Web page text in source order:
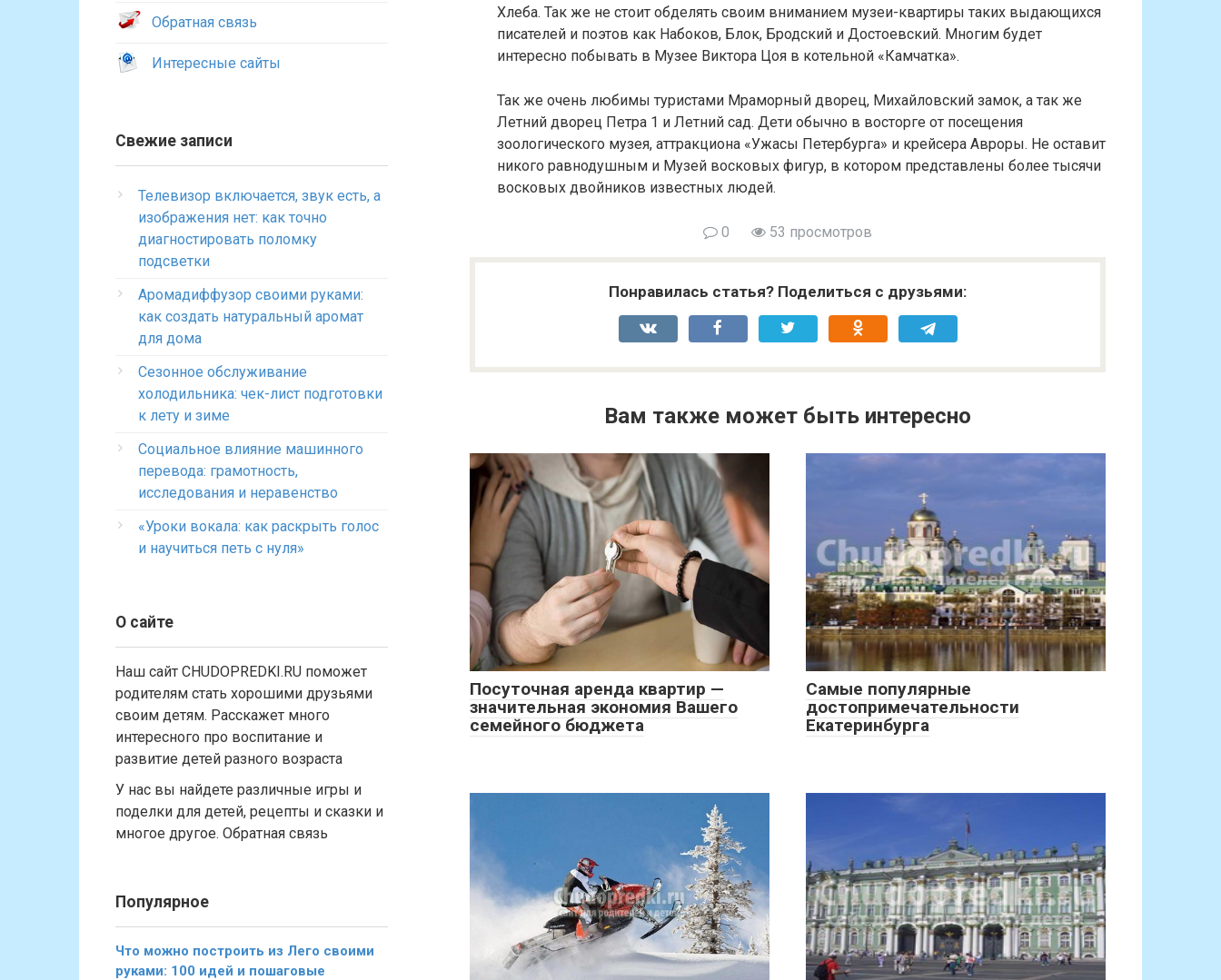
Хлеба. Так же не стоит обделять своим вниманием музеи-квартиры таких выдающихся
писателей и поэтов как Набоков, Блок, Бродский и Достоевский. Многим будет
интересно побывать в Музее Виктора Цоя в котельной «Камчатка».
Так же очень любимы туристами Мраморный дворец, Михайловский замок, а так же
Летний дворец Петра 1 и Летний сад. Дети обычно в восторге от посещения
зоологического музея, аттракциона «Ужасы Петербурга» и крейсера Авроры. Не оставит
никого равнодушным и Музей восковых фигур, в котором представлены более тысячи
восковых двойников известных людей.
0 53 просмотров
Понравилась статья? Поделиться с друзьями:
Вам также может быть интересно
Посуточная аренда квартир —
значительная экономия Вашего
семейного бюджета
Самые популярные
достопримечательности
Екатеринбурга
Обратная связь
Интересные сайты
Свежие записи
Телевизор включается, звук есть, а
изображения нет: как точно
диагностировать поломку
подсветки
Аромадиффузор своими руками:
как создать натуральный аромат
для дома
Сезонное обслуживание
холодильника: чек-лист подготовки
к лету и зиме
Социальное влияние машинного
перевода: грамотность,
исследования и неравенство
«Уроки вокала: как раскрыть голос
и научиться петь с нуля»
О сайте
Наш сайт CHUDOPREDKI.RU поможет
родителям стать хорошими друзьями
своим детям. Расскажет много
интересного про воспитание и
развитие детей разного возраста
У нас вы найдете различные игры и
поделки для детей, рецепты и сказки и
многое другое. Обратная связь
Популярное
Что можно построить из Лего своими
руками: 100 идей и пошаговые